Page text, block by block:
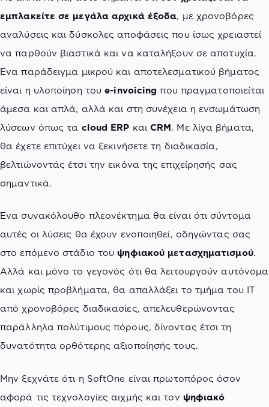
εμπλακείτε σε μεγάλα αρχικά έξοδα, με χρονοβόρες
αναλύσεις και δύσκολες αποφάσεις που ίσως χρειαστεί
να παρθούν βιαστικά και να καταλήξουν σε αποτυχία.
Ένα παράδειγμα μικρού και αποτελεσματικού βήματος
είναι η υλοποίηση τουe-invoicing που πραγματοποιείται
άμεσα και απλά, αλλά και στη συνέχεια η ενσωμάτωση
λύσεων όπως τα cloud ERP και CRM. Με λίγα βήματα,
θα έχετε επιτύχει να ξεκινήσετε τη διαδικασία,
βελτιώνοντάς έτσι την εικόνα της επιχείρησής σας
σημαντικά.
Ένα συνακόλουθο πλεονέκτημα θα είναι ότι σύντομα
αυτές οι λύσεις θα έχουν ενοποιηθεί, οδηγώντας σας
στο επόμενο στάδιο του ψηφιακού μετασχηματισμού.
Αλλά και μόνο το γεγονός ότι θα λειτουργούν αυτόνομα
και χωρίς προβλήματα, θα απαλλάξει το τμήμα του ΙΤ
από χρονοβόρες διαδικασίες, απελευθερώνοντας
παράλληλα πολύτιμους πόρους, δίνοντας έτσι τη
δυνατότητα ορθότερης αξιοποίησής τους.
Μην ξεχνάτε ότι η SoftOne είναι πρωτοπόρος όσον
αφορά τις τεχνολογίες αιχμής και τον ψηφιακό